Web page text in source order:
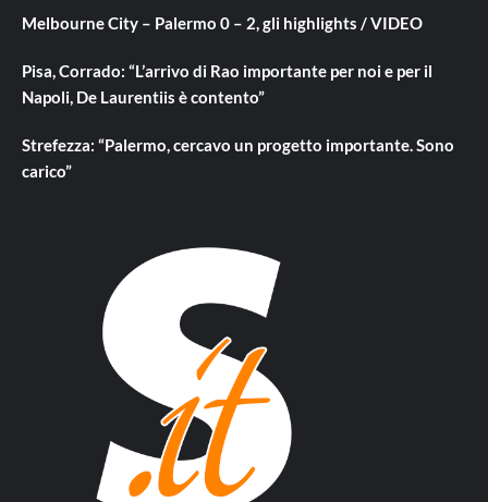
Melbourne City – Palermo 0 – 2, gli highlights / VIDEO
Pisa, Corrado: “L’arrivo di Rao importante per noi e per il
Napoli, De Laurentiis è contento”
Strefezza: “Palermo, cercavo un progetto importante. Sono
carico”